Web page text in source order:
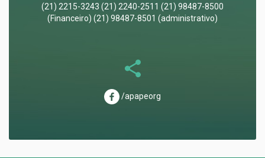
(21) 2215-3243 (21) 2240-2511 (21) 98487-8500
(Financeiro) (21) 98487-8501 (administrativo)
/apapeorg